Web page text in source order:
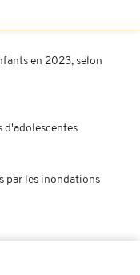
en 2023, selon
d'adolescentes
par les inondations